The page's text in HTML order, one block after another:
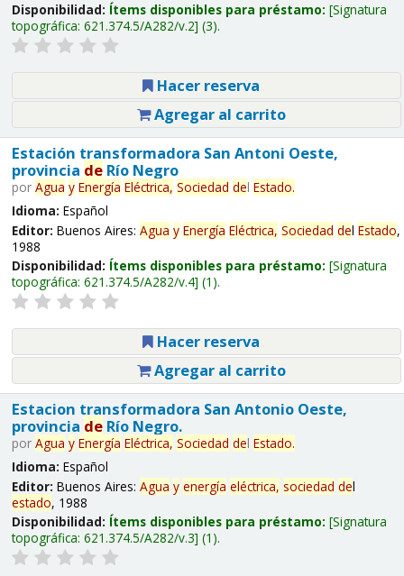
Disponibilidad: Ítems disponibles para préstamo: Signatura
topográfica: 621.374.5/A282/v.2 (3).
Hacer reserva
Agregar al carrito
Estación transformadora San Antoni Oeste,
provincia deRío Negro
por Agua y Energía Eléctrica, Sociedad del Estado.
Idioma: Español
Editor: Buenos Aires: Agua y Energía Eléctrica, Sociedad del Estado,
1988
Disponibilidad: Ítems disponibles para préstamo: Signatura
topográfica: 621.374.5/A282/v.4 (1).
Hacer reserva
Agregar al carrito
Estacion transformadora San Antonio Oeste,
provincia deRío Negro.
por Agua y Energía Eléctrica, Sociedad del Estado.
Idioma: Español
Editor: Buenos Aires: Agua y energía eléctrica, sociedad del
estado, 1988
Disponibilidad: Ítems disponibles para préstamo: Signatura
topográfica: 621.374.5/A282/v.3 (1).